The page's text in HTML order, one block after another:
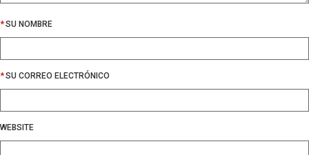
*SU NOMBRE
*SU CORREO ELECTRÓNICO
WEBSITE